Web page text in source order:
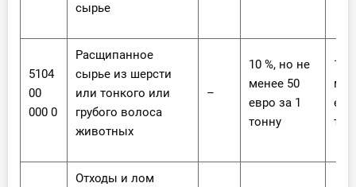
сырье
5104
00
000 0
Расщипанное
сырье из шерсти
или тонкого или
грубого волоса
животных
–
10 %, но не
менее 50
евро за 1
тонну
10
Отходы и лом